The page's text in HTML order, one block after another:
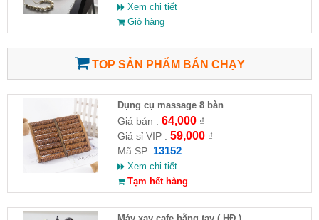
Xem chi tiết
Giỏ hàng
TOP SẢN PHẨM BÁN CHẠY
Dụng cụ massage 8 bàn
Giá bán : 64,000₫
Giá sỉ VIP : 59,000₫
Mã SP: 13152
Xem chi tiết
Tạm hết hàng